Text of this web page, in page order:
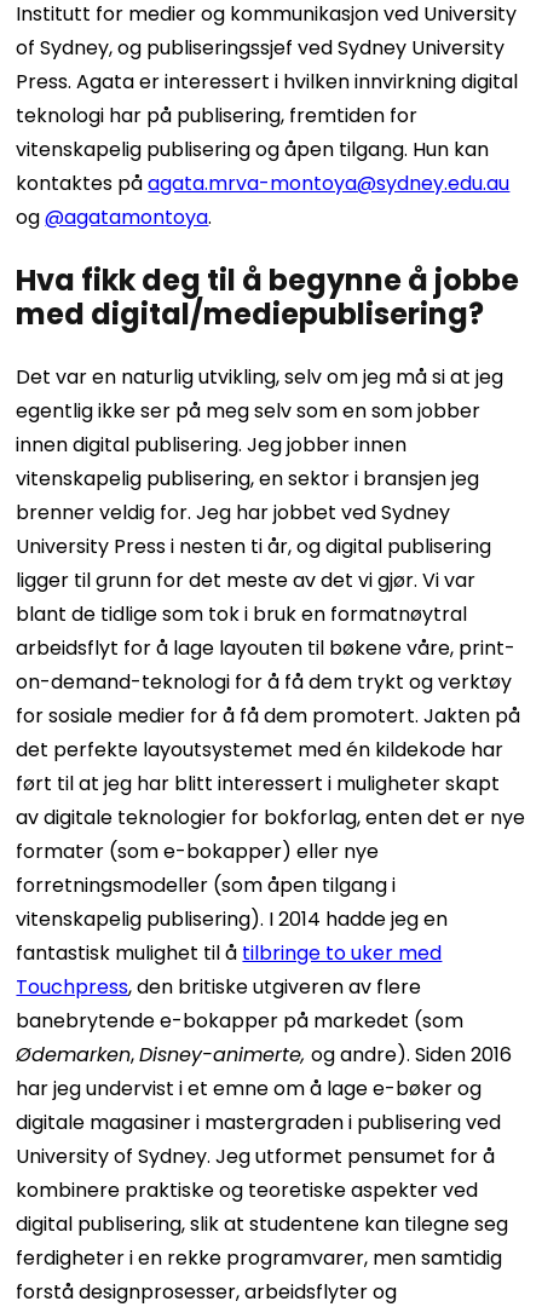
Institutt for medier og kommunikasjon ved University
of Sydney, og publiseringssjef ved Sydney University
Press. Agata er interessert i hvilken innvirkning digital
teknologi har på publisering, fremtiden for
vitenskapelig publisering og åpen tilgang. Hun kan
kontaktes påagata.mrva-montoya@sydney.edu.au
og@agatamontoya.
Hva fikk deg til å begynne å jobbe
med digital/mediepublisering?
Det var en naturlig utvikling, selv om jeg må si at jeg
egentlig ikke ser på meg selv som en som jobber
innen digital publisering. Jeg jobber innen
vitenskapelig publisering, en sektor i bransjen jeg
brenner veldig for. Jeg har jobbet ved Sydney
University Press i nesten ti år, og digital publisering
ligger til grunn for det meste av det vi gjør. Vi var
blant de tidlige som tok i bruk en formatnøytral
arbeidsflyt for å lage layouten til bøkene våre, print-
on-demand-teknologi for å få dem trykt og verktøy
for sosiale medier for å få dem promotert.Jakten på
det perfekte layoutsystemet med én kildekode har
ført til at jeg har blitt interessert i muligheter skapt
av digitale teknologier for bokforlag, enten det er nye
formater (som e-bokapper) eller nye
forretningsmodeller (som åpen tilgang i
vitenskapelig publisering). I 2014 hadde jeg en
fantastisk mulighet til å tilbringe to uker med
Touchpress, den britiske utgiveren av flere
banebrytende e-bokapper på markedet (som
Ødemarken,Disney-animerte,og andre). Siden 2016
har jeg undervist i et emne om å lage e-bøker og
digitale magasiner i mastergraden i publisering ved
University of Sydney. Jeg utformet pensumet for å
kombinere praktiske og teoretiske aspekter ved
digital publisering, slik at studentene kan tilegne seg
ferdigheter i en rekke programvarer, men samtidig
forstå designprosesser, arbeidsflyter og